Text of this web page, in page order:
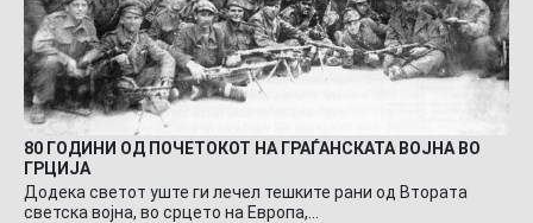
80 ГОДИНИ ОД ПОЧЕТОКОТ НА ГРАЃАНСКАТА ВОЈНА ВО
ГРЦИЈА
Додека светот уште ги лечел тешките рани од Втората
светска војна, во срцето на Европа,…